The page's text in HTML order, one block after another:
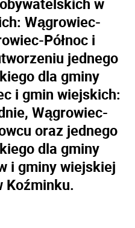
Wągrowiec-
Północ i
jednego
dla gminy
i gmin wiejskich:
Wągrowiec-
oraz jednego
dla gminy
i gminy wiejskiej
Koźminku.